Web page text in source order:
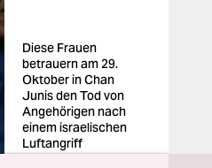
Diese Frauen
betrauern am 29.
Oktober in Chan
Junis den Tod von
Angehörigen nach
einem israelischen
Luftangriff
Foto: Jehad